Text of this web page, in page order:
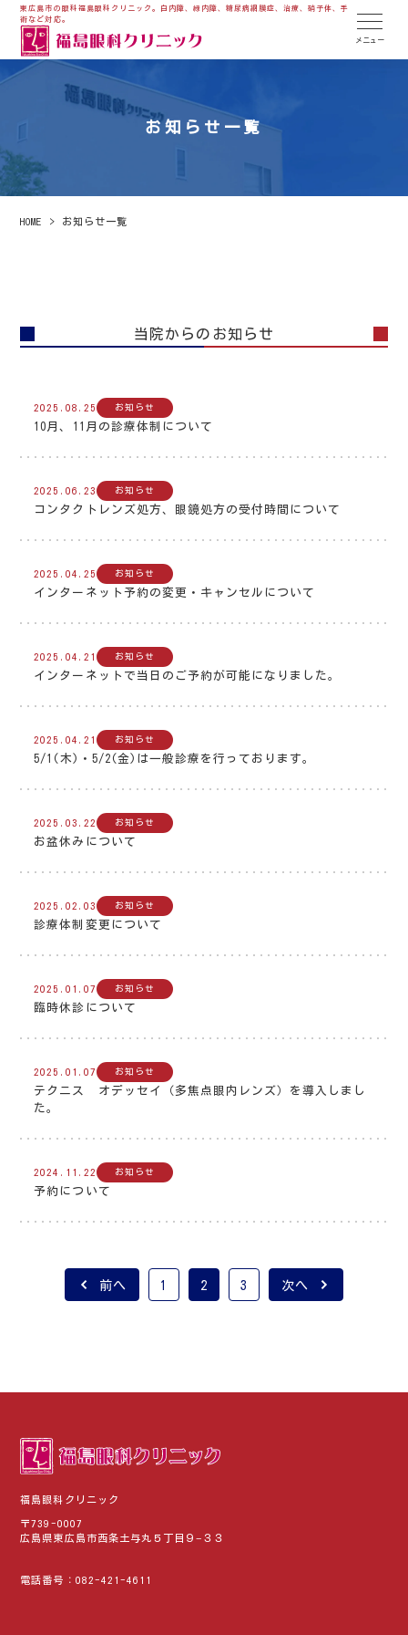
東広島市の眼科福島眼科クリニック。白内障、緑内障、糖尿病網膜症、治療、硝子体、手
術など対応。
お知らせ一覧
HOME > お知らせ一覧
当院からのお知らせ
2025.08.25 お知らせ
10月、11月の診療体制について
2025.06.23 お知らせ
コンタクトレンズ処方、眼鏡処方の受付時間について
2025.04.25 お知らせ
インターネット予約の変更・キャンセルについて
2025.04.21 お知らせ
インターネットで当日のご予約が可能になりました。
2025.04.21 お知らせ
5/1(木)・5/2(金)は一般診療を行っております。
2025.03.22 お知らせ
お盆休みについて
2025.02.03 お知らせ
診療体制変更について
2025.01.07 お知らせ
臨時休診について
2025.01.07 お知らせ
テクニス オデッセイ（多焦点眼内レンズ）を導入しまし
た。
2024.11.22 お知らせ
予約について
前へ 1 2 3 次へ
福島眼科クリニック
〒739-0007
広島県東広島市西条土与丸５丁目９−３３
電話番号： 082-421-4611